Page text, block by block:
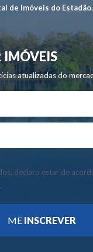
de Imóveis do Estadão.
IMÓVEIS
atualizadas do
declaro estar de
ME INSCREVER